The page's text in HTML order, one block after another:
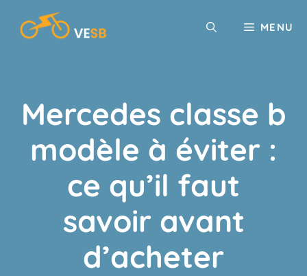
contenu
MENU
Mercedes classe b
modèle à éviter :
ce qu’il faut
savoir avant
d’acheter